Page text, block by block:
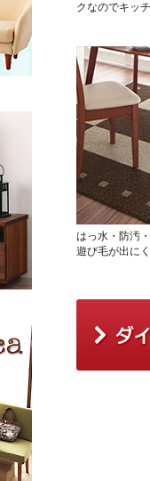
クなのでキッ
はっ水・防汚
遊び毛が出に